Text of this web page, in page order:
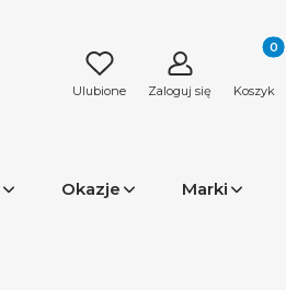
Ulubione Zaloguj się Koszyk
Okazje Marki